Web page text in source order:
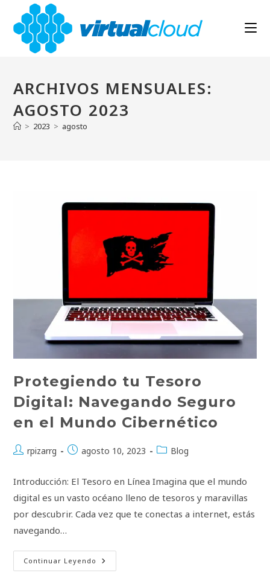
contenido
ARCHIVOS MENSUALES:
AGOSTO 2023
> 2023 > agosto
Protegiendo tu Tesoro
Digital: Navegando Seguro
en el Mundo Cibernético
Autor
entrada:
rpizarrg
Publicación
entrada:
agosto 10, 2023
Categoría
entrada:
Blog
Introducción: El Tesoro en Línea Imagina que el mundo
digital es un vasto océano lleno de tesoros y maravillas
por descubrir. Cada vez que te conectas a internet, estás
navegando…
Continuar Leyendo Protegiendo
Tu